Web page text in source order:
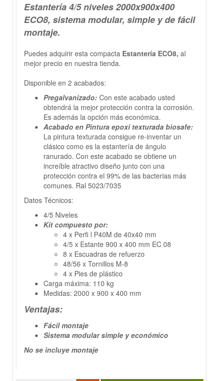
Estantería4/5 niveles2000x900x400
ECO8, sistema modular, simple y de fácil
montaje.
Puedes adquirir esta compacta Estantería ECO8, al
mejor precio en nuestra tienda.
Disponible en 2 acabados:
Pregalvanizado: Con este acabado usted
obtendrá la mejor protección contra la corrosión.
Es además la opción más económica.
Acabado en Pintura epoxi texturada biosafe:
La pintura texturada consigue re-inventar un
clásico como es la estantería de ángulo
ranurado. Con este acabado se obtiene un
increíble atractivo diseño junto con una
protección contra el 99% de las bacterias más
comunes. Ral 5023/7035
Datos Técnicos:
4/5 Niveles
Kit compuesto por:
4 x Perfi l P40M de 40x40 mm
4/5 x Estante 900 x 400 mm EC 08
8 x Escuadras de refuerzo
48/56 x Tornillos M-8
4 x Pies de plástico
Carga máxima: 110 kg
Medidas: 2000 x 900 x 400 mm
Ventajas:
Fácil montaje
Sistema modular simple y económico
No se incluye montaje